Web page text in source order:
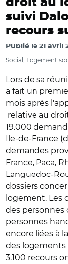
droit au
suivi
recours
Publié le 21 avril
Social, Logement
Lors de sa
a fait un
mois après
relative au
19.000
Ile-de-France
demandes
France, Paca,
Languedoc-
dossiers
logement. Les
des personnes
personnes
encore liées à
des logements
3.100 recours